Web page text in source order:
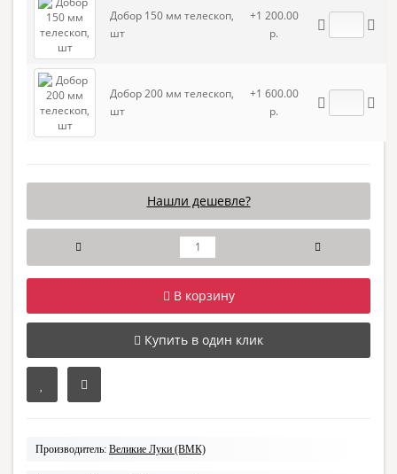
Добор 150 мм телескоп,
шт
+1 200.00
р.
Добор 200 мм телескоп,
шт
+1 600.00
р.
Нашли дешевле?
В корзину
Купить в один клик
Производитель: Великие Луки (ВМК)